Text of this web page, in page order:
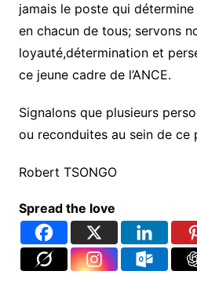
jamais le poste qui
en chacun de tous; servons
loyauté,détermination et
ce jeune cadre de l’ANCE.
Signalons que plusieurs
ou reconduites au sein de ce
Robert TSONGO
Spread the love